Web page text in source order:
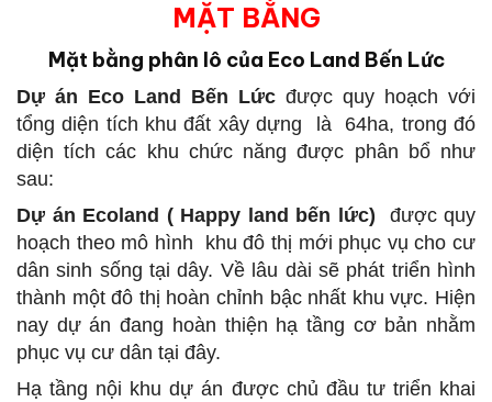
MẶT BẰNG
Mặt bằng phân lô của Eco Land Bến Lức
Dự án Eco Land Bến Lức được quy hoạch với
tổng diện tích khu đất xây dựng là 64ha, trong đó
diện tích các khu chức năng được phân bổ như
sau:
Dự án Ecoland ( Happy land bến lức)
được quy
hoạch theo mô hình khu đô thị mới phục vụ cho cư
dân sinh sống tại dây. Về lâu dài sẽ phát triển hình
thành một đô thị hoàn chỉnh bậc nhất khu vực. Hiện
nay dự án đang hoàn thiện hạ tầng cơ bản nhằm
phục vụ cư dân tại đây.
Hạ tầng nội khu dự án được chủ đầu tư triển khai